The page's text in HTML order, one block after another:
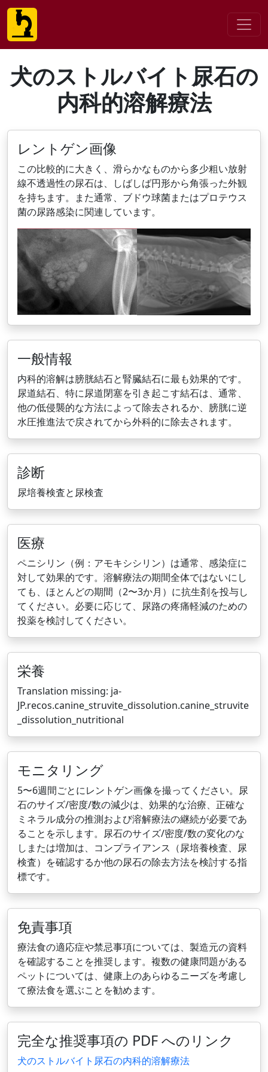
犬のストルバイト尿石の
内科的溶解療法
レントゲン画像
この比較的に大きく、滑らかなものから多少粗い放射
線不透過性の尿石は、しばしば円形から角張った外観
を持ちます。また通常、ブドウ球菌またはプロテウス
菌の尿路感染に関連しています。
一般情報
内科的溶解は膀胱結石と腎臓結石に最も効果的です。
尿道結石、特に尿道閉塞を引き起こす結石は、通常、
他の低侵襲的な方法によって除去されるか、膀胱に逆
水圧推進法で戻されてから外科的に除去されます。
診断
尿培養検査と尿検査
医療
ペニシリン（例：アモキシシリン）は通常、感染症に
対して効果的です。溶解療法の期間全体ではないにし
ても、ほとんどの期間（2〜3か月）に抗生剤を投与し
てください。必要に応じて、尿路の疼痛軽減のための
投薬を検討してください。
栄養
Translation missing: ja-
JP.recos.canine_struvite_dissolution.canine_struvite
_dissolution_nutritional
モニタリング
5〜6週間ごとにレントゲン画像を撮ってください。尿
石のサイズ/密度/数の減少は、効果的な治療、正確な
ミネラル成分の推測および溶解療法の継続が必要であ
ることを示します。尿石のサイズ/密度/数の変化のな
しまたは増加は、コンプライアンス（尿培養検査、尿
検査）を確認するか他の尿石の除去方法を検討する指
標です。
免責事項
療法食の適応症や禁忌事項については、製造元の資料
を確認することを推奨します。複数の健康問題がある
ペットについては、健康上のあらゆるニーズを考慮し
て療法食を選ぶことを勧めます。
完全な推奨事項の PDF へのリンク
犬のストルバイト尿石の内科的溶解療法